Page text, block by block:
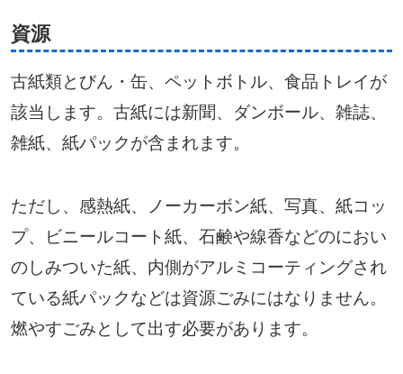
資源
古紙類とびん・缶、ペットボトル、食品トレイが
該当します。古紙には新聞、ダンボール、雑誌、
雑紙、紙パックが含まれます。
ただし、感熱紙、ノーカーボン紙、写真、紙コッ
プ、ビニールコート紙、石鹸や線香などのにおい
のしみついた紙、内側がアルミコーティングされ
ている紙パックなどは資源ごみにはなりません。
燃やすごみとして出す必要があります。